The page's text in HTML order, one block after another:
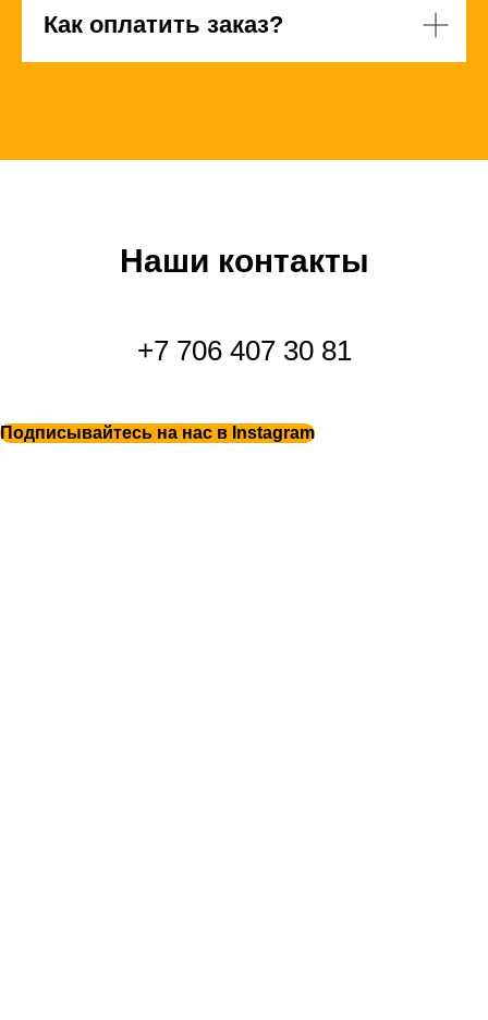
Как оплатить заказ?
Наши контакты
+7 706 407 30 81
Подписывайтесь на нас в Instagram